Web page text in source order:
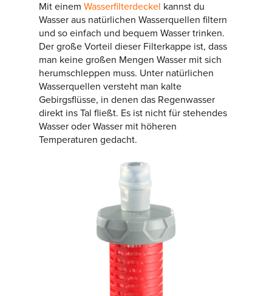
Mit einemWasserfilterdeckel kannst du
Wasser aus natürlichen Wasserquellen filtern
und so einfach und bequem Wasser trinken.
Der große Vorteil dieser Filterkappe ist, dass
man keine großen Mengen Wasser mit sich
herumschleppen muss. Unter natürlichen
Wasserquellen versteht man kalte
Gebirgsflüsse, in denen das Regenwasser
direkt ins Tal fließt. Es ist nicht für stehendes
Wasser oder Wasser mit höheren
Temperaturen gedacht.